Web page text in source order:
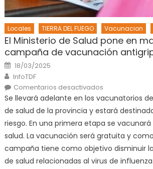
Locales TIERRA DEL FUEGO Vacunacion
El Ministerio de Salud pone en
campaña de vacunación
Posted
on
18/03/2025
Author
InfoTDF
Comentarios desactivadosen
El
Ministerio
Salud
en
marcha
la
campaña
de
vacunación
antigripal
Se llevará adelante en los vacunatorios
de salud de la provincia y estará
riesgo. En una primera etapa se
salud. La vacunación será gratuita y
campaña tiene como objetivo disminuir
de salud relacionadas al virus de